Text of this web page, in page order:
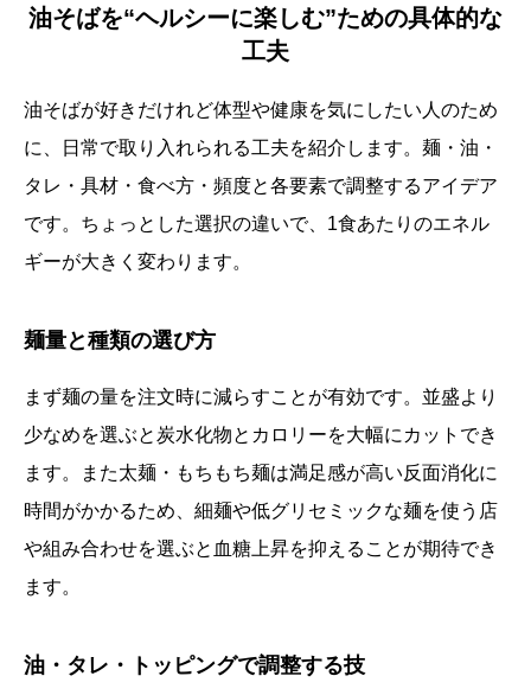
油そばを“ヘルシーに楽しむ”ための具体的な
工夫
油そばが好きだけれど体型や健康を気にしたい人のため
に、日常で取り入れられる工夫を紹介します。麺・油・
タレ・具材・食べ方・頻度と各要素で調整するアイデア
です。ちょっとした選択の違いで、1食あたりのエネル
ギーが大きく変わります。
麺量と種類の選び方
まず麺の量を注文時に減らすことが有効です。並盛より
少なめを選ぶと炭水化物とカロリーを大幅にカットでき
ます。また太麺・もちもち麺は満足感が高い反面消化に
時間がかかるため、細麺や低グリセミックな麺を使う店
や組み合わせを選ぶと血糖上昇を抑えることが期待でき
ます。
油・タレ・トッピングで調整する技